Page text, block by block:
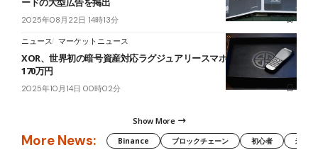
2025年08月22日 14時13分
ニュース マーケットニュース
XOR、世界初の暗号資産対応ラグジュアリースマホ発表──価格は約
170万円
2025年10月14日 00時02分
Show More
More News: Binance ブロックチェーン 初心者 米国